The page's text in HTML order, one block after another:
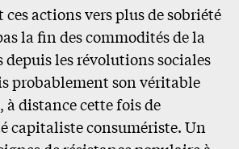
ces actions vers plus de sobriété
la fin des commodités de la
depuis les révolutions sociales
probablement son véritable
distance cette fois de
capitaliste consumériste. Un